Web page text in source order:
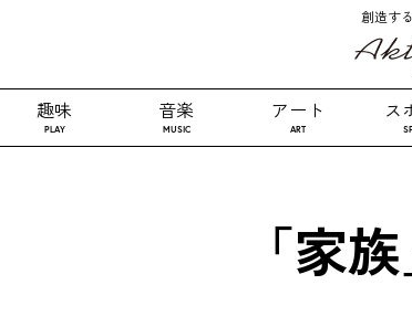
創造す
趣味
PLAY
音楽
MUSIC
アート
ART
ス
「家